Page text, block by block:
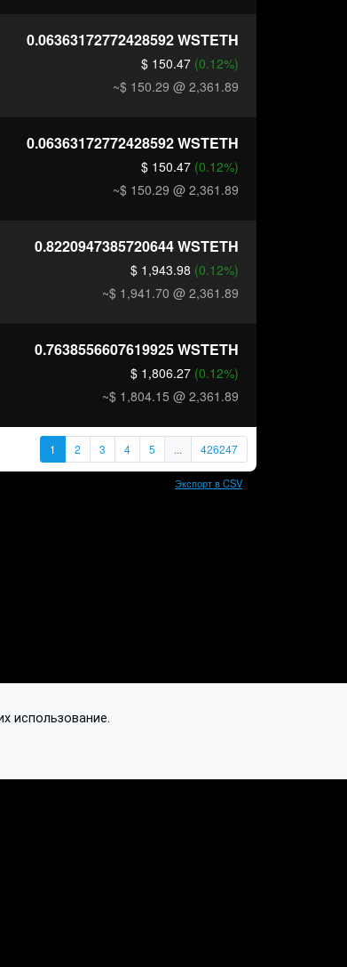
0.06363172772428592WSTETH
$ 150.47 (0.12%)
~$ 150.29 @ 2,361.89
0.06363172772428592WSTETH
$ 150.47 (0.12%)
~$ 150.29 @ 2,361.89
0.8220947385720644WSTETH
$ 1,943.98 (0.12%)
~$ 1,941.70 @ 2,361.89
0.7638556607619925WSTETH
$ 1,806.27 (0.12%)
~$ 1,804.15 @ 2,361.89
1 2 3 4 5 ... 426247
Экспорт в CSV
использование.